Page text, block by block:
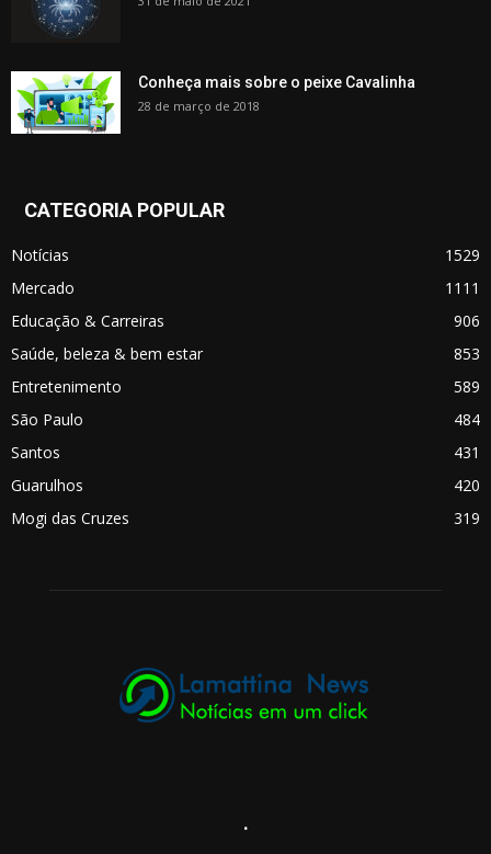
Conheça mais sobre o peixe Cavalinha
28 de março de 2018
CATEGORIA POPULAR
Notícias
1529
Mercado
1111
Educação & Carreiras
906
Saúde, beleza & bem estar
853
Entretenimento
589
São Paulo
484
Santos
431
Guarulhos
420
Mogi das Cruzes
319
.